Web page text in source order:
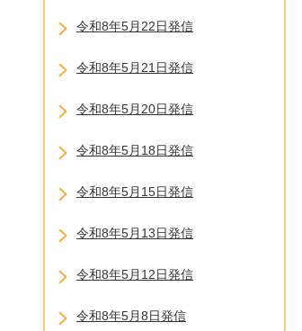
令和8年5月22日発信
令和8年5月21日発信
令和8年5月20日発信
令和8年5月18日発信
令和8年5月15日発信
令和8年5月13日発信
令和8年5月12日発信
令和8年5月8日発信